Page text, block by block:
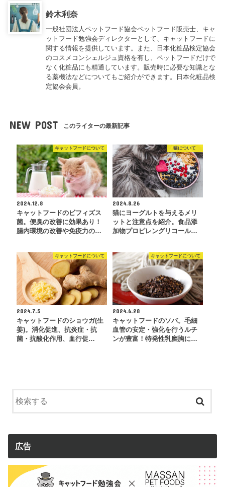
鈴木利奈
一般社団法人ペットフード協会ペットフード販売士、キャ
ットフード勉強会ディレクターとして、キャットフードに
関する情報を提供しています。また、日本化粧品検定協会
のコスメコンシェルジュ資格を有し、ペットフードだけで
なく化粧品にも精通しています。販売時に必要な知識とな
る薬機法などについてもご紹介ができます。日本化粧品検
定協会会員。
NEW POST このライターの最新記事
キャットフードについて
2024.12.8
キャットフードのビフィズス
菌。便臭の改善に効果あり！
腸内環境の改善や免疫力の…
猫について
2024.8.26
猫にヨーグルトを与えるメリ
ットと注意点を紹介。食品添
加物プロピレングリコール…
キャットフードについて
2024.7.5
キャットフードのショウガ(生
姜)。消化促進、抗炎症・抗
菌・抗酸化作用、血行促…
キャットフードについて
2024.6.28
キャットフードのソバ。毛細
血管の安定・強化を行うルチ
ンが豊富！特発性乳糜胸に…
広告